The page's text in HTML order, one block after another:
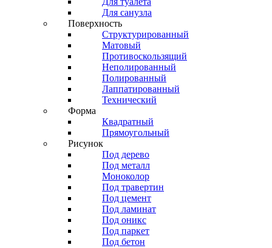
Для санузла
Поверхность
Структурированный
Матовый
Противоскользящий
Неполированный
Полированный
Лаппатированный
Технический
Форма
Квадратный
Прямоугольный
Рисунок
Под дерево
Под металл
Моноколор
Под травертин
Под цемент
Под ламинат
Под оникс
Под паркет
Под бетон